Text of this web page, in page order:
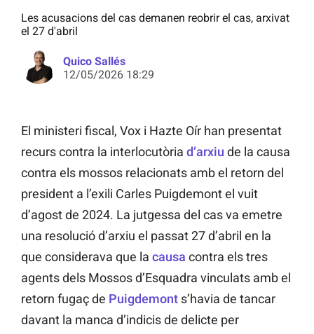
Les acusacions del cas demanen reobrir el cas, arxivat
el 27 d'abril
Quico Sallés
12/05/2026 18:29
El ministeri fiscal, Vox i Hazte Oír han presentat
recurs contra la interlocutòria d’arxiu de la causa
contra els mossos relacionats amb el retorn del
president a l’exili Carles Puigdemont el vuit
d’agost de 2024. La jutgessa del cas va emetre
una resolució d’arxiu el passat 27 d’abril en la
que considerava que la causa contra els tres
agents dels Mossos d’Esquadra vinculats amb el
retorn fugaç de Puigdemont s’havia de tancar
davant la manca d’indicis de delicte per